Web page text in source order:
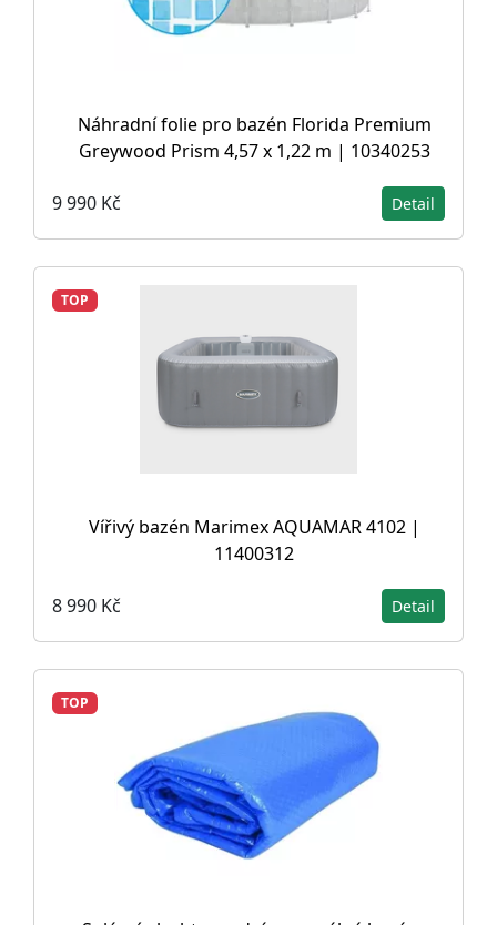
Náhradní folie pro bazén Florida Premium
Greywood Prism 4,57 x 1,22 m | 10340253
9 990 Kč Detail
TOP
Vířivý bazén Marimex AQUAMAR 4102 |
11400312
8 990 Kč Detail
TOP